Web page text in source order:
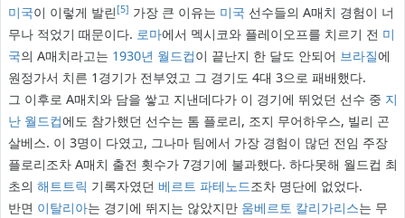
미국이 이렇게 발린[5] 가장 큰 이유는 미국 선수들의 A매치 경험이 너
무나 적었기 때문이다. 로마에서 멕시코와 플레이오프를 치르기 전 미
국의 A매치라고는 1930년 월드컵이 끝난지 한 달도 안되어 브라질에
원정가서 치른 1경기가 전부였고 그 경기도 4대 3으로 패배했다.
그 이후로 A매치와 담을 쌓고 지낸데다가 이 경기에 뛰었던 선수 중 지
난 월드컵에도 참가했던 선수는 톰 플로리, 조지 무어하우스, 빌리 곤
살베스. 이 3명이 다였고, 그나마 팀에서 가장 경험이 많던 전임 주장
플로리조차 A매치 출전 횟수가 7경기에 불과했다. 하다못해 월드컵 최
초의 해트트릭 기록자였던 베르트 파테노드조차 명단에 없었다.
반면 이탈리아는 경기에 뛰지는 않았지만 움베르토 칼리가리스는 무